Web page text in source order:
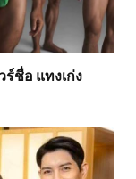
ชื่อ แทงเก่ง